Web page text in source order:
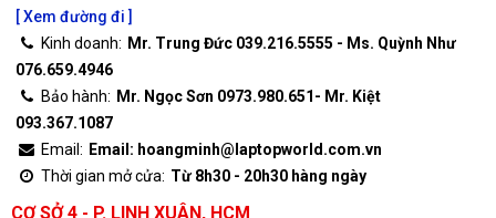
[ Xem đường đi ]
Kinh doanh: Mr. Trung Đức 039.216.5555 - Ms. Quỳnh Như
076.659.4946
Bảo hành: Mr. Ngọc Sơn 0973.980.651- Mr. Kiệt
093.367.1087
Email: Email: hoangminh@laptopworld.com.vn
Thời gian mở cửa: Từ 8h30 - 20h30 hàng ngày
CƠ SỞ 4 - P. LINH XUÂN, HCM